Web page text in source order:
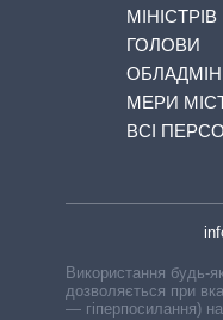
МІНІСТРІВ
ГОЛОВИ
МЕРИ
ВСІ
Використання будь-
дозволяється при
— гіперпосилання)